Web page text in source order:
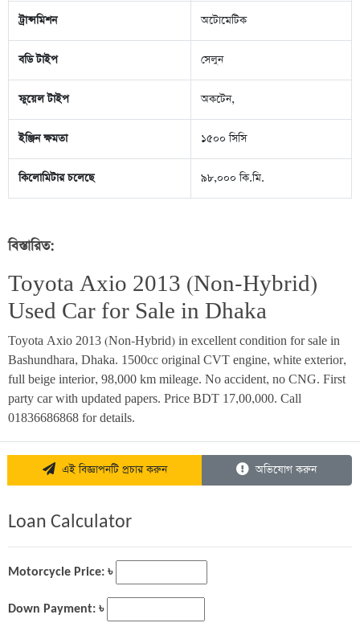
ট্রান্সমিশন অটোমেটিক
বডি টাইপ সেলুন
ফুয়েল টাইপ অকটেন,
ইঞ্জিন ক্ষমতা ১৫০০ সিসি
কিলোমিটার চলেছে ৯৮,০০০ কি.মি.
বিস্তারিত:
Toyota Axio 2013 (Non-Hybrid)
Used Car for Sale in Dhaka
Toyota Axio 2013 (Non-Hybrid) in excellent condition for sale in
Bashundhara, Dhaka. 1500cc original CVT engine, white exterior,
full beige interior, 98,000 km mileage. No accident, no CNG. First
party car with updated papers. Price BDT 17,00,000. Call
01836686868 for details.
এই বিজ্ঞাপনটি প্রচার করুন অভিযোগ করুন
Loan Calculator
Motorcycle Price: ৳
Down Payment: ৳